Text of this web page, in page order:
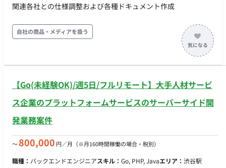
関連各社との仕様調整および各種ドキュメント作成
自社の商品・メディアを扱う
【Go(未経験OK)/週5日/フルリモート】大手人材サービ
ス企業のプラットフォームサービスのサーバーサイド開
発業務案件
〜800,000 円／月 （※月160時間稼働の場合・税別）
職種： バックエンドエンジニアスキル： Go, PHP, Javaエリア： 渋谷駅